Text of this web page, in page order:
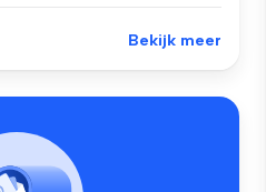
Bekijk meer